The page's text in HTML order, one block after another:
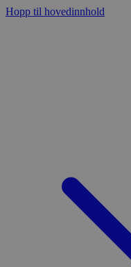
Hopp til hovedinnhold